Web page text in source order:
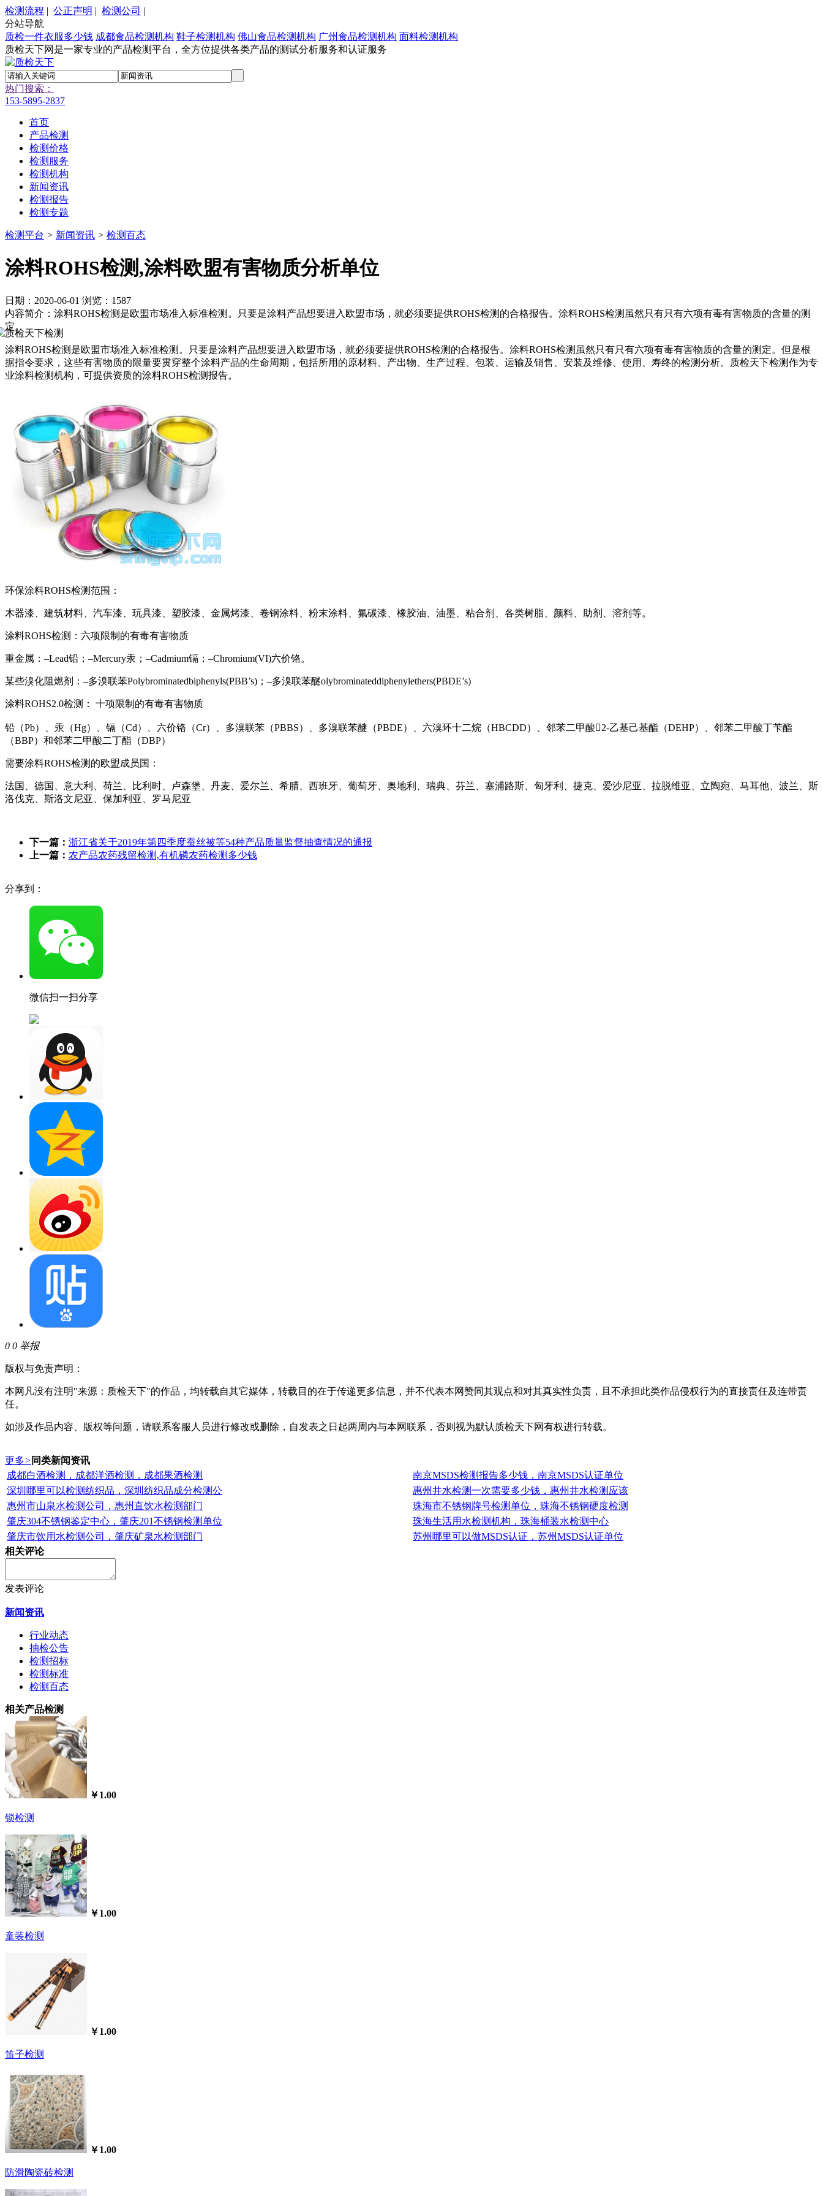
检测流程 | 公正声明 | 检测公司 |
分站导航
质检一件衣服多少钱 成都食品检测机构 鞋子检测机构 佛山食品检测机构 广州食品检测机构 面料检测机构
质检天下网是一家专业的产品检测平台，全方位提供各类产品的测试分析服务和认证服务
热门搜索：
153-5895-2837
首页
产品检测
检测价格
检测服务
检测机构
新闻资讯
检测报告
检测专题
检测平台 > 新闻资讯 > 检测百态
涂料ROHS检测,涂料欧盟有害物质分析单位
日期：2020-06-01 浏览：1587
内容简介：涂料ROHS检测是欧盟市场准入标准检测。只要是涂料产品想要进入欧盟市场，就必须要提供ROHS检测的合格报告。涂料ROHS检测虽然只有只有六项有毒有害物质的含量的测
定。
涂料ROHS检测是欧盟市场准入标准检测。只要是涂料产品想要进入欧盟市场，就必须要提供ROHS检测的合格报告。涂料ROHS检测虽然只有只有六项有毒有害物质的含量的测定。但是根
据指令要求，这些有害物质的限量要贯穿整个涂料产品的生命周期，包括所用的原材料、产出物、生产过程、包装、运输及销售、安装及维修、使用、寿终的检测分析。质检天下检测作为专
业涂料检测机构，可提供资质的涂料ROHS检测报告。
环保涂料ROHS检测范围：
木器漆、建筑材料、汽车漆、玩具漆、塑胶漆、金属烤漆、卷钢涂料、粉末涂料、氟碳漆、橡胶油、油墨、粘合剂、各类树脂、颜料、助剂、溶剂等。
涂料ROHS检测：六项限制的有毒有害物质
重金属：–Lead铅；–Mercury汞；–Cadmium镉；–Chromium(VI)六价铬。
某些溴化阻燃剂：–多溴联苯Polybrominatedbiphenyls(PBB’s)；–多溴联苯醚olybrominateddiphenylethers(PBDE’s)
涂料ROHS2.0检测： 十项限制的有毒有害物质
铅（Pb）、汞（Hg）、镉（Cd）、六价铬（Cr）、多溴联苯（PBBS）、多溴联苯醚（PBDE）、六溴环十二烷（HBCDD）、邻苯二甲酸2-乙基己基酯（DEHP）、邻苯二甲酸丁苄酯
（BBP）和邻苯二甲酸二丁酯（DBP）
需要涂料ROHS检测的欧盟成员国：
法国、德国、意大利、荷兰、比利时、卢森堡、丹麦、爱尔兰、希腊、西班牙、葡萄牙、奥地利、瑞典、芬兰、塞浦路斯、匈牙利、捷克、爱沙尼亚、拉脱维亚、立陶宛、马耳他、波兰、斯
洛伐克、斯洛文尼亚、保加利亚、罗马尼亚
下一篇： 浙江省关于2019年第四季度蚕丝被等54种产品质量监督抽查情况的通报
上一篇： 农产品农药残留检测,有机磷农药检测多少钱
分享到：
微信扫一扫分享
0 0 举报
版权与免责声明：
本网凡没有注明"来源：质检天下"的作品，均转载自其它媒体，转载目的在于传递更多信息，并不代表本网赞同其观点和对其真实性负责，且不承担此类作品侵权行为的直接责任及连带责
任。
如涉及作品内容、版权等问题，请联系客服人员进行修改或删除，自发表之日起两周内与本网联系，否则视为默认质检天下网有权进行转载。
更多> 同类新闻资讯
成都白酒检测，成都洋酒检测，成都果酒检测
南京MSDS检测报告多少钱，南京MSDS认证单位
深圳哪里可以检测纺织品，深圳纺织品成分检测公
惠州井水检测一次需要多少钱，惠州井水检测应该
惠州市山泉水检测公司，惠州直饮水检测部门
珠海市不锈钢牌号检测单位，珠海不锈钢硬度检测
肇庆304不锈钢鉴定中心，肇庆201不锈钢检测单位
珠海生活用水检测机构，珠海桶装水检测中心
肇庆市饮用水检测公司，肇庆矿泉水检测部门
苏州哪里可以做MSDS认证，苏州MSDS认证单位
相关评论
发表评论
新闻资讯
行业动态
抽检公告
检测招标
检测标准
检测百态
相关产品检测
￥1.00
锁检测
￥1.00
童装检测
￥1.00
笛子检测
￥1.00
防滑陶瓷砖检测